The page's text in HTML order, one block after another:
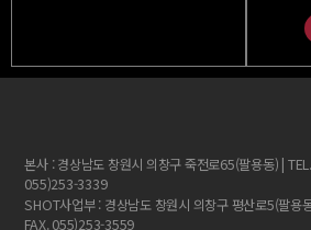
본사 : 경상남도 창원시 의창구 죽전로65(팔용동) |
055)253-3339
SHOT사업부 : 경상남도 창원시 의창구 평산로5(팔
FAX. 055)253-3559